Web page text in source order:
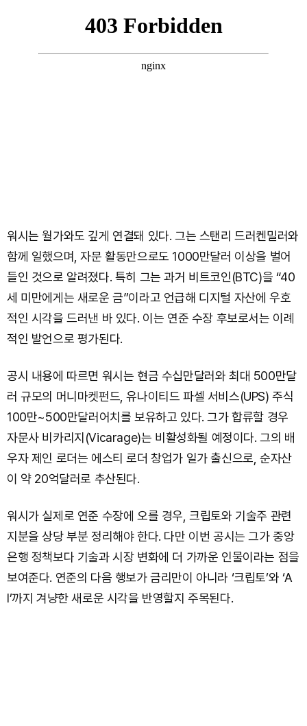
워시는 월가와도 깊게 연결돼 있다. 그는 스탠리 드러켄밀러와
함께 일했으며, 자문 활동만으로도 1000만달러 이상을 벌어
들인 것으로 알려졌다. 특히 그는 과거 비트코인(BTC)을 “40
세 미만에게는 새로운 금”이라고 언급해 디지털 자산에 우호
적인 시각을 드러낸 바 있다. 이는 연준 수장 후보로서는 이례
적인 발언으로 평가된다.
공시 내용에 따르면 워시는 현금 수십만달러와 최대 500만달
러 규모의 머니마켓펀드, 유나이티드 파셀 서비스(UPS) 주식
100만~500만달러어치를 보유하고 있다. 그가 합류할 경우
자문사 비카리지(Vicarage)는 비활성화될 예정이다. 그의 배
우자 제인 로더는 에스티 로더 창업가 일가 출신으로, 순자산
이 약 20억달러로 추산된다.
워시가 실제로 연준 수장에 오를 경우, 크립토와 기술주 관련
지분을 상당 부분 정리해야 한다. 다만 이번 공시는 그가 중앙
은행 정책보다 기술과 시장 변화에 더 가까운 인물이라는 점을
보여준다. 연준의 다음 행보가 금리만이 아니라 ‘크립토’와 ‘A
I’까지 겨냥한 새로운 시각을 반영할지 주목된다.